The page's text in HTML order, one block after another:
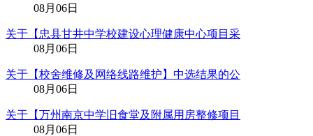
08月06日
关于【忠县甘井中学校建设心理健康中心项目采
08月06日
关于【校舍维修及网络线路维护】中选结果的公
08月06日
关于【万州南京中学旧食堂及附属用房整修项目
08月06日